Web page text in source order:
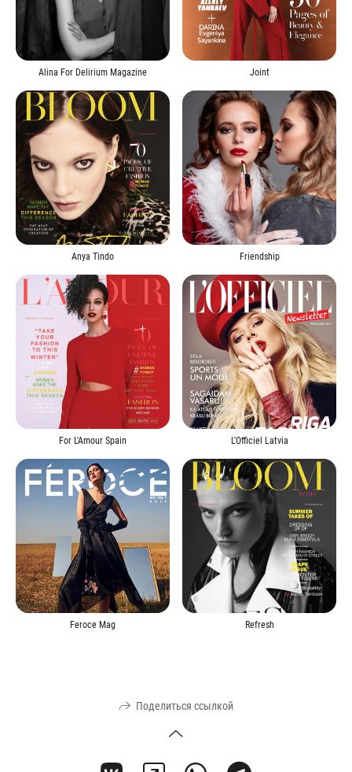
Alina For Delirium Magazine Joint
Anya Tindo Friendship
For L'Amour Spain L'Officiel Latvia
Feroce Mag Refresh
Поделиться ссылкой